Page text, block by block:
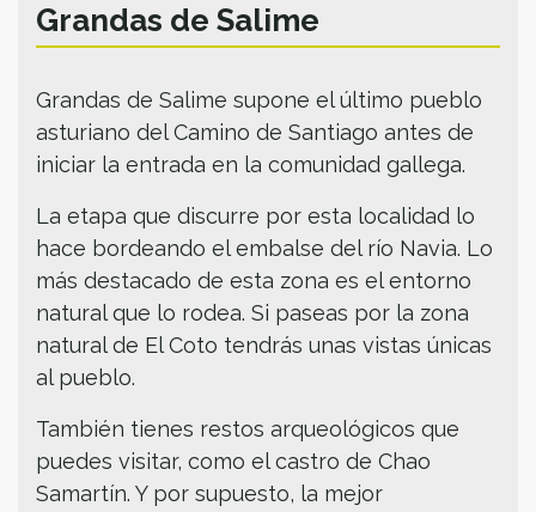
Grandas de Salime
Grandas de Salime supone el último pueblo
asturiano del Camino de Santiago antes de
iniciar la entrada en la comunidad gallega.
La etapa que discurre por esta localidad lo
hace bordeando el embalse del río Navia. Lo
más destacado de esta zona es el entorno
natural que lo rodea. Si paseas por la zona
natural de El Coto tendrás unas vistas únicas
al pueblo.
También tienes restos arqueológicos que
puedes visitar, como el castro de Chao
Samartín. Y por supuesto, la mejor